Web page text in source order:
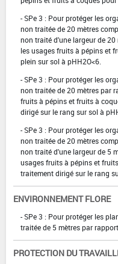
- SPe 3 : Pour protéger les
non traitée de 20 mètres
non traité d'une largeur de
les usages fruits à pépins et
plein sur sol à pHH2O<6.
- SPe 3 : Pour protéger les
non traitée de 20 mètres par
fruits à pépins et fruits à
dirigé sur le rang sur sol à
- SPe 3 : Pour protéger les
non traitée de 20 mètres
non traité d'une largeur de 5
usages fruits à pépins et
traitement dirigé sur le rang
ENVIRONNEMENT FLORE
- SPe 3 : Pour protéger les
traitée de 5 mètres par
PROTECTION DU